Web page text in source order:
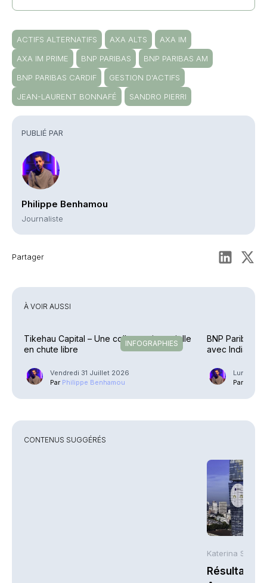
PUBLIÉ PAR
Philippe Benhamou
Journaliste
Partager
ACTIFS ALTERNATIFS AXA ALTS
AXA IM
AXA IM PRIME
BNP PARIBAS
BNP PARIBAS AM
BNP PARIBAS CARDIF
GESTION D'ACTIFS
JEAN-LAURENT BONNAFÉ
SANDRO PIERRI
À VOIR AUSSI
INFOGRAPHIES
Tikehau Capital – Une collecte trimestrielle
en chute libre
Vendredi 31 Juillet 2026
Par Philippe Benhamou
BNP Paribas
avec IndiaFirst
Lundi 27
Par
CONTENUS SUGGÉRÉS
Katerina
Résultats